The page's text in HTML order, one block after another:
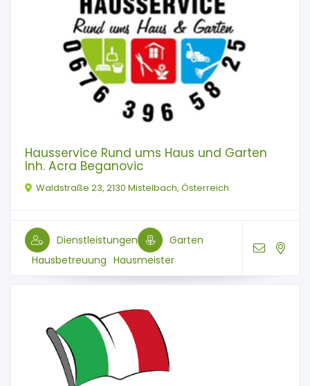
Hausservice Rund ums Haus und Garten
Inh. Acra Beganovic
Waldstraße 23, 2130 Mistelbach, Österreich
Dienstleistungen
Garten
Hausbetreuung Hausmeister